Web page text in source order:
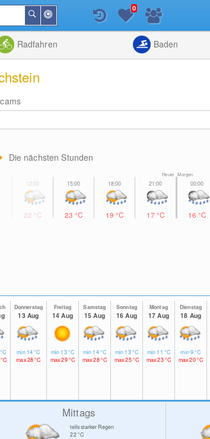
der
Suchen
Listenansicht
0
Radfahren Baden
Die nächsten Stunden
22 °C 23°C 19°C 17°C
Heute Morgen
16°C
°C
°C
Donnerstag
13 Aug
min 14°C
max28°C
Freitag
14 Aug
min 13°C
max29°C
Samstag
15 Aug
min 14°C
max28°C
Sonntag
16 Aug
min 13°C
max25°C
Montag
17 Aug
min 11 °C
max23°C
Dienstag
18 Aug
min9°C
max20°C
Mittags
teils starker Regen
22°C